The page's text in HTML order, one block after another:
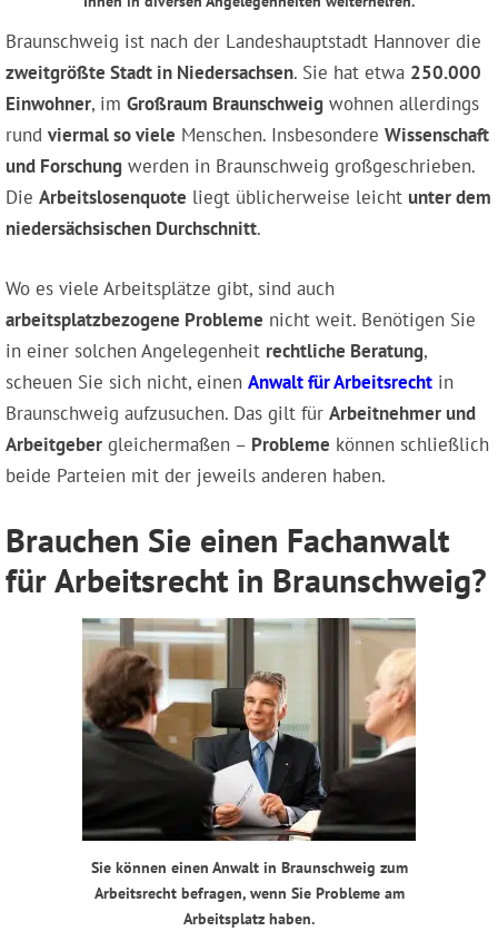
Braunschweig ist nach der Landeshauptstadt Hannover die
zweitgrößte Stadt in Niedersachsen. Sie hat etwa 250.000
Einwohner, im Großraum Braunschweig wohnen allerdings
rund viermal so viele Menschen. Insbesondere Wissenschaft
und Forschung werden in Braunschweig großgeschrieben.
Die Arbeitslosenquote liegt üblicherweise leicht unter dem
niedersächsischen Durchschnitt.
Wo es viele Arbeitsplätze gibt, sind auch
arbeitsplatzbezogene Probleme nicht weit. Benötigen Sie
in einer solchen Angelegenheit rechtliche Beratung,
scheuen Sie sich nicht, einen Anwalt für Arbeitsrecht in
Braunschweig aufzusuchen. Das gilt für Arbeitnehmer und
Arbeitgeber gleichermaßen – Probleme können schließlich
beide Parteien mit der jeweils anderen haben.
Brauchen Sie einen Fachanwalt
für Arbeitsrecht in Braunschweig?
Sie können einen Anwalt in Braunschweig zum
Arbeitsrecht befragen, wenn Sie Probleme am
Arbeitsplatz haben.